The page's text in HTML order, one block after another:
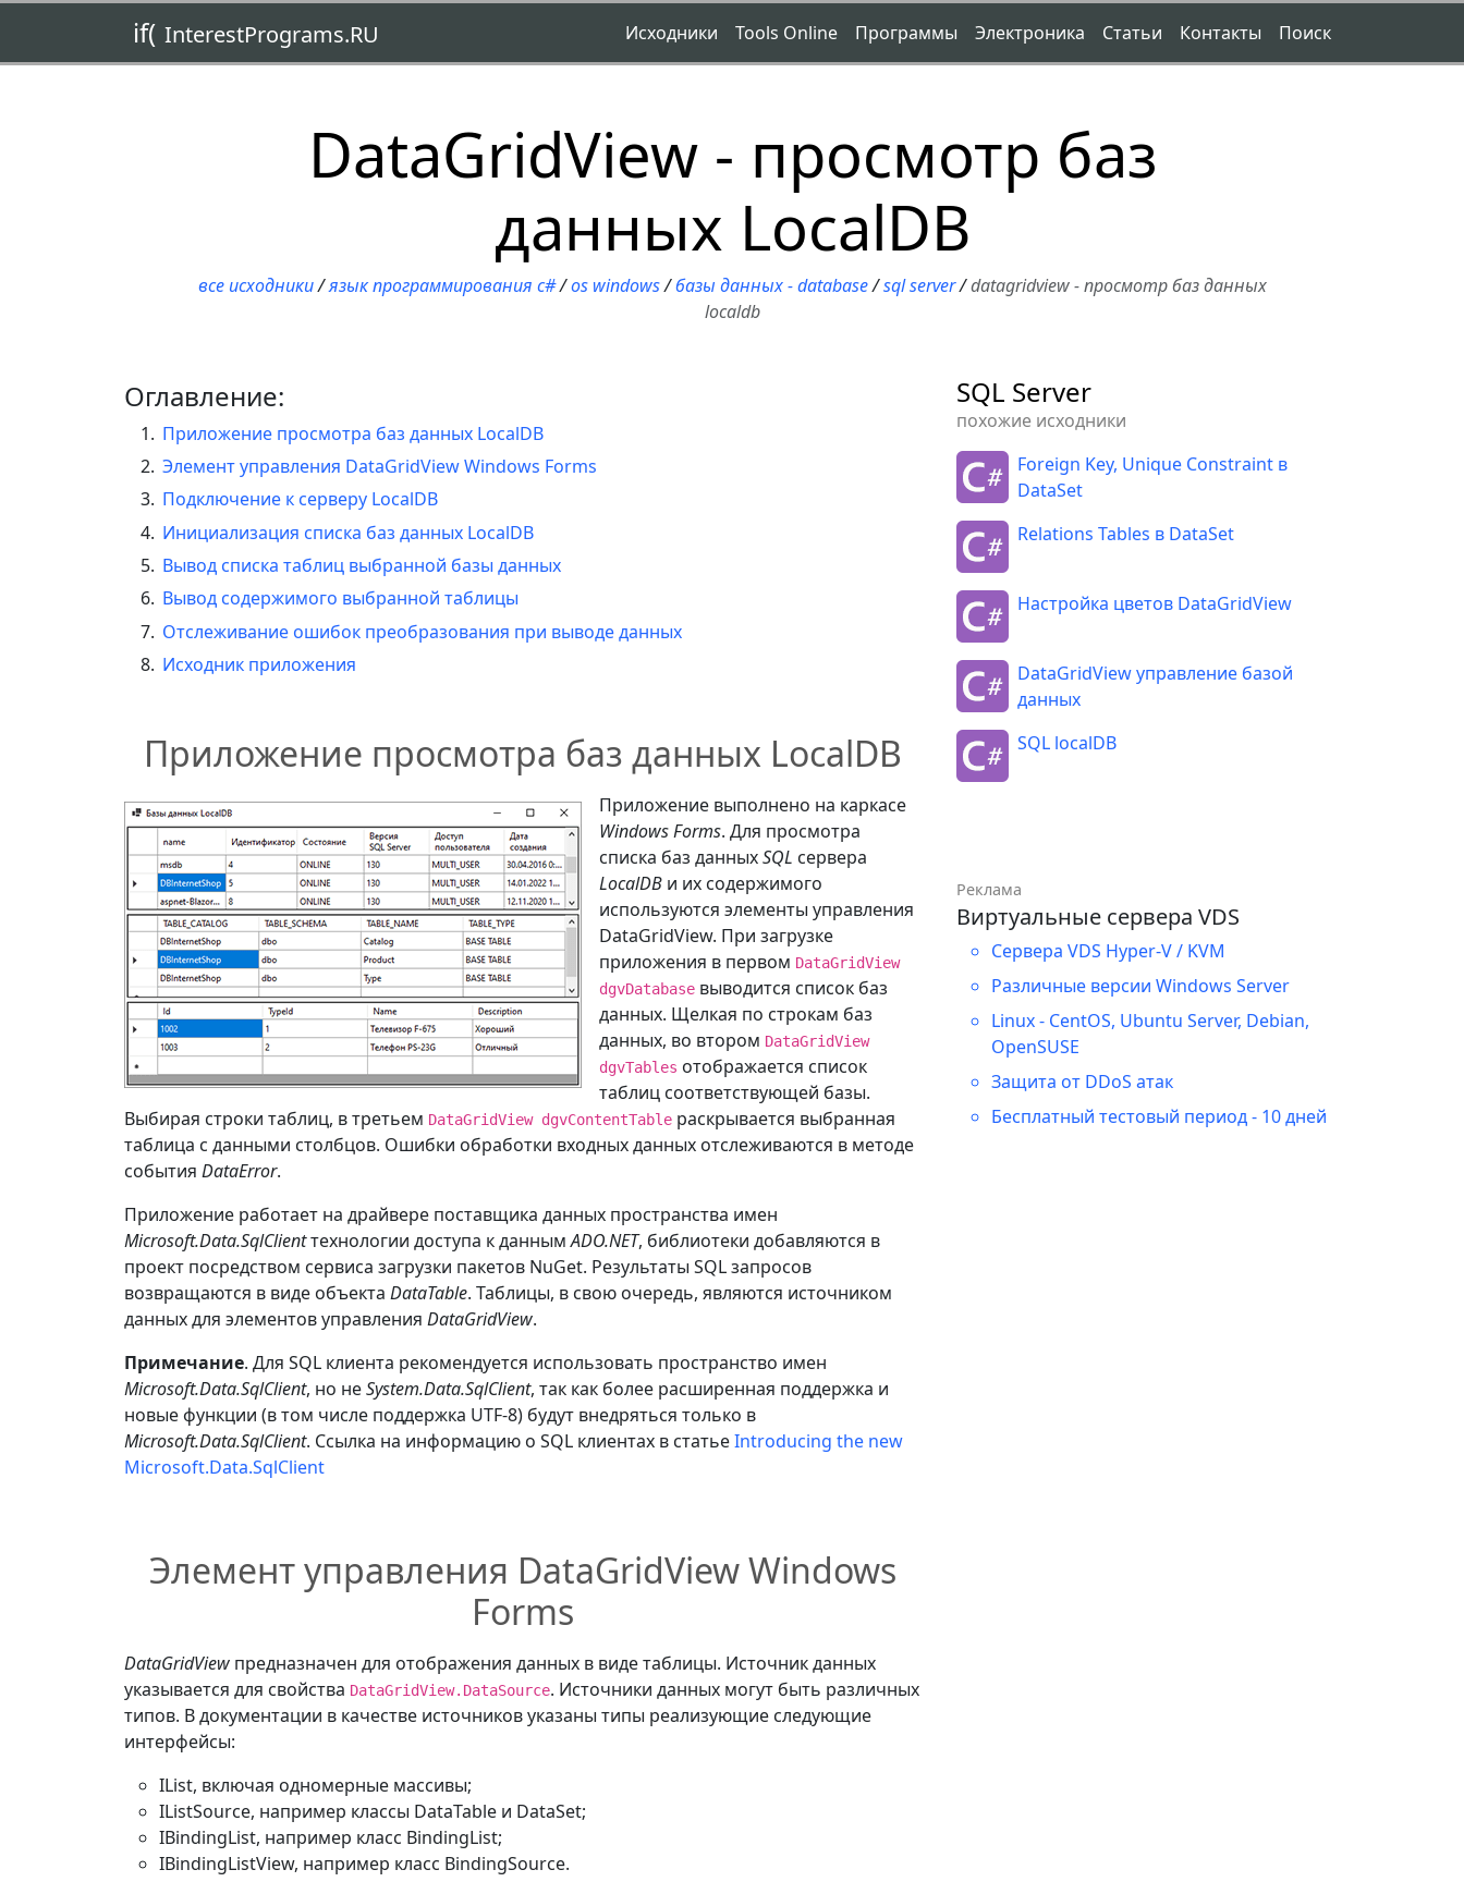
if( InterestPrograms.RU Исходники Tools Online Программы Электроника Статьи Контакты Поиск
DataGridView - просмотр баз
данных LocalDB
все исходники/язык программирования c#/os windows/базы данных - database/sql server/datagridview - просмотр баз данных
localdb
Оглавление:
Приложение просмотра баз данных LocalDB
Элемент управления DataGridView Windows Forms
Подключение к серверу LocalDB
Инициализация списка баз данных LocalDB
Вывод списка таблиц выбранной базы данных
Вывод содержимого выбранной таблицы
Отслеживание ошибок преобразования при выводе данных
Исходник приложения
Приложение просмотра баз данных LocalDB
Приложение выполнено на каркасе
Windows Forms. Для просмотра
списка баз данныхSQL сервера
LocalDB и их содержимого
используются элементы управления
DataGridView. При загрузке
приложения в первом DataGridView
dgvDatabase выводится список баз
данных. Щелкая по строкам баз
данных, во втором DataGridView
dgvTables отображается список
таблиц соответствующей базы.
Выбирая строки таблиц, в третьем DataGridView dgvContentTable раскрывается выбранная
таблица с данными столбцов. Ошибки обработки входных данных отслеживаются в методе
события DataError.
Приложение работает на драйвере поставщика данных пространства имен
Microsoft.Data.SqlClientтехнологии доступа к даннымADO.NET, библиотеки добавляются в
проект посредством сервиса загрузки пакетов NuGet. Результаты SQL запросов
возвращаются в виде объекта DataTable. Таблицы, в свою очередь, являются источником
данных для элементов управления DataGridView.
Примечание. Для SQL клиента рекомендуется использовать пространство имен
Microsoft.Data.SqlClient, но неSystem.Data.SqlClient, так как более расширенная поддержка и
новые функции (в том числе поддержка UTF-8) будут внедряться только в
Microsoft.Data.SqlClient. Ссылка на информацию о SQL клиентах в статьеIntroducing the new
Microsoft.Data.SqlClient
Элемент управления DataGridView Windows
Forms
DataGridView предназначен для отображения данных в виде таблицы. Источник данных
указывается для свойства DataGridView.DataSource. Источники данных могут быть различных
типов. В документации в качестве источников указаны типы реализующие следующие
интерфейсы:
IList, включая одномерные массивы;
IListSource, например классы DataTable и DataSet;
IBindingList, например класс BindingList;
IBindingListView, например класс BindingSource.
SQL Server
похожие исходники
Foreign Key, Unique Constraint в
DataSet
Relations Tables в DataSet
Настройка цветов DataGridView
DataGridView управление базой
данных
SQL localDB
Реклама
Виртуальные сервера VDS
Сервера VDS Hyper-V / KVM
Различные версии Windows Server
Linux - CentOS, Ubuntu Server, Debian,
OpenSUSE
Защита от DDoS атак
Бесплатный тестовый период - 10 дней